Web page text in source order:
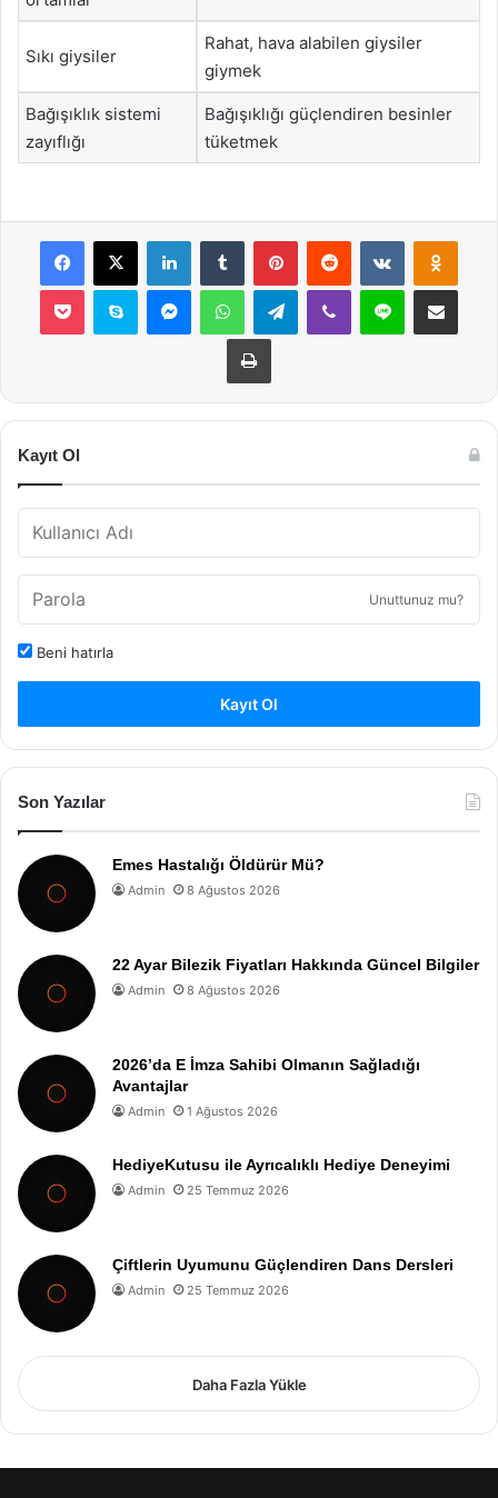
Sıkı giysiler
Rahat, hava alabilen giysiler
giymek
Bağışıklık sistemi
zayıflığı
Bağışıklığı güçlendiren besinler
tüketmek
Facebook
X LinkedInTumblr PinterestReddit VKontakte
Pocket Skype MessengerWhatsAppTelegramViber Line E-Posta ile
Yazdır
Kayıt Ol
Unuttunuz mu?
Beni hatırla
Kayıt Ol
Son Yazılar
Emes Hastalığı Öldürür Mü?
Admin 8 Ağustos 2026
22 Ayar Bilezik Fiyatları Hakkında Güncel Bilgiler
Admin 8 Ağustos 2026
2026’da E İmza Sahibi Olmanın Sağladığı
Avantajlar
Admin 1 Ağustos 2026
HediyeKutusu ile Ayrıcalıklı Hediye Deneyimi
Admin 25 Temmuz 2026
Çiftlerin Uyumunu Güçlendiren Dans Dersleri
Admin 25 Temmuz 2026
Daha Fazla Yükle